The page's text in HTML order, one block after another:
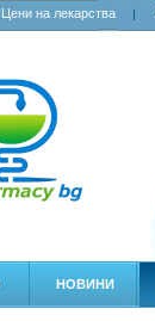
Цени на лекарства
НОВИНИ